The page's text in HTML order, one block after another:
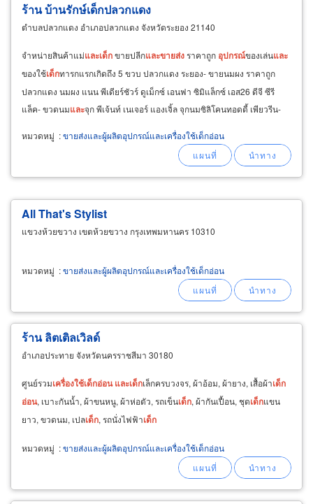
ร้าน บ้านรักษ์เด็กปลวกแดง
ตำบลปลวกแดง อำเภอปลวกแดง จังหวัดระยอง 21140
จำหน่ายสินค้าแม่และเด็กขายปลีกและขายส่ง ราคาถูก อุปกรณ์ของเล่นและ
ของใช้เด็กทารกแรกเกิดถึง 5 ขวบ ปลวกแดง ระยอง- ขายนมผง ราคาถูก
ปลวกแดง นมผง แนน พีเดียร์ชัวร์ ดูเม็กซ์ เอนฟา ซิมิแล็กซ์ เอส26 ดีจี ซีรี
แล็ค- ขวดนมและจุก พีเจ้นท์ เนเจอร์ แองเจิ้ล จุกนมซิลิโคนทอดดี้ เพียวรีน-
หมวดหมู่ :ขายส่งและผู้ผลิตอุปกรณ์และเครื่องใช้เด็กอ่อน
All That's Stylist
แขวงห้วยขวาง เขตห้วยขวาง กรุงเทพมหานคร 10310
หมวดหมู่ :ขายส่งและผู้ผลิตอุปกรณ์และเครื่องใช้เด็กอ่อน
ร้าน ลิตเติลเวิลด์
อำเภอประทาย จังหวัดนครราชสีมา 30180
ศูนย์รวมเครื่องใช้เด็กอ่อน และเด็กเล็กครบวงจร, ผ้าอ้อม, ผ้ายาง, เสื้อผ้าเด็ก
อ่อน, เบาะกันน้ำ, ผ้าขนหนู, ผ้าห่อตัว, รถเข็นเด็ก, ผ้ากันเปื้อน, ชุดเด็กแขน
ยาว, ขวดนม, เปลเด็ก, รถนั่งไฟฟ้าเด็ก
หมวดหมู่ :ขายส่งและผู้ผลิตอุปกรณ์และเครื่องใช้เด็กอ่อน